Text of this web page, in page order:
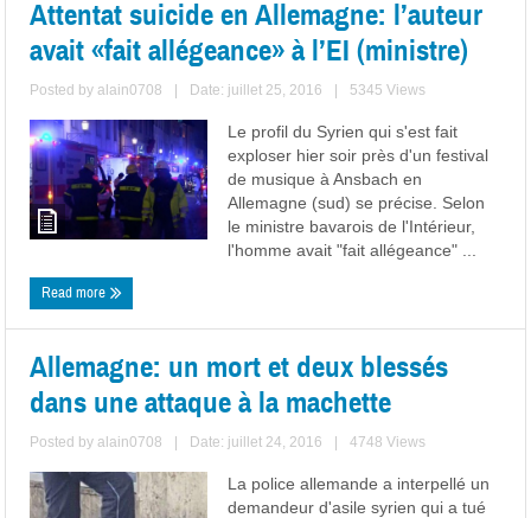
Attentat suicide en Allemagne: l’auteur
avait «fait allégeance» à l’EI (ministre)
Posted byalain0708 Date: juillet 25, 2016 5345 Views
Le profil du Syrien qui s'est fait
exploser hier soir près d'un festival
de musique à Ansbach en
Allemagne (sud) se précise. Selon
le ministre bavarois de l'Intérieur,
l'homme avait "fait allégeance" ...
Read more
Allemagne: un mort et deux blessés
dans une attaque à la machette
Posted byalain0708 Date: juillet 24, 2016 4748 Views
La police allemande a interpellé un
demandeur d'asile syrien qui a tué